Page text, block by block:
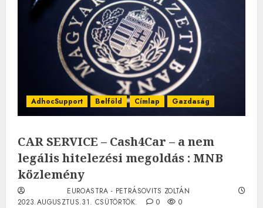
AdhocSupport Belföld Címlap Gazdaság
CAR SERVICE – Cash4Car – a nem
legális hitelezési megoldás : MNB
közlemény
EUROASTRA - PETRÁSOVITS ZOLTÁN
2023.AUGUSZTUS.31. CSÜTÖRTÖK.
0 0